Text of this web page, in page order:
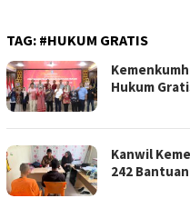
TAG: #HUKUM GRATIS
Hukum
Kanwil
242